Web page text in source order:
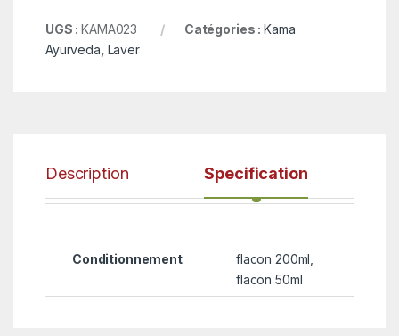
UGS :KAMA023 Catégories :Kama
Ayurveda Laver
Description Specification
Conditionnement
flacon 200ml,
flacon 50ml